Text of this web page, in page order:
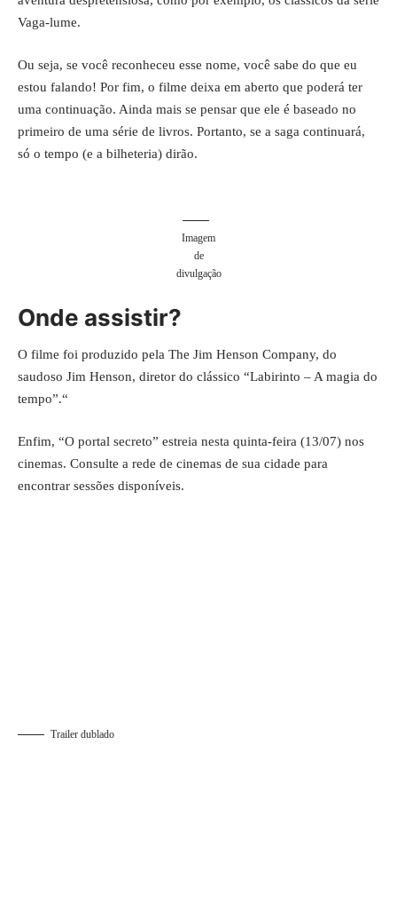
Vaga-lume.
Ou seja, se você reconheceu esse nome, você sabe do que eu
estou falando! Por fim, o filme deixa em aberto que poderá ter
uma continuação. Ainda mais se pensar que ele é baseado no
primeiro de uma série de livros. Portanto, se a saga continuará,
só o tempo (e a bilheteria) dirão.
Imagem
de
divulgação
Onde assistir?
O filme foi produzido pela The Jim Henson Company, do
saudoso Jim Henson, diretor do clássico “Labirinto – A magia do
tempo”.“
Enfim, “O portal secreto” estreia nesta quinta-feira (13/07) nos
cinemas. Consulte a rede de cinemas de sua cidade para
encontrar sessões disponíveis.
Trailer dublado